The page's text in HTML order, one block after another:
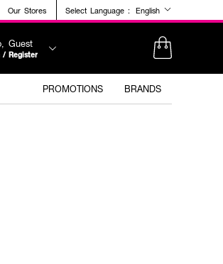
Our Stores Select Language : English
Guest
/ Register
PROMOTIONS BRANDS